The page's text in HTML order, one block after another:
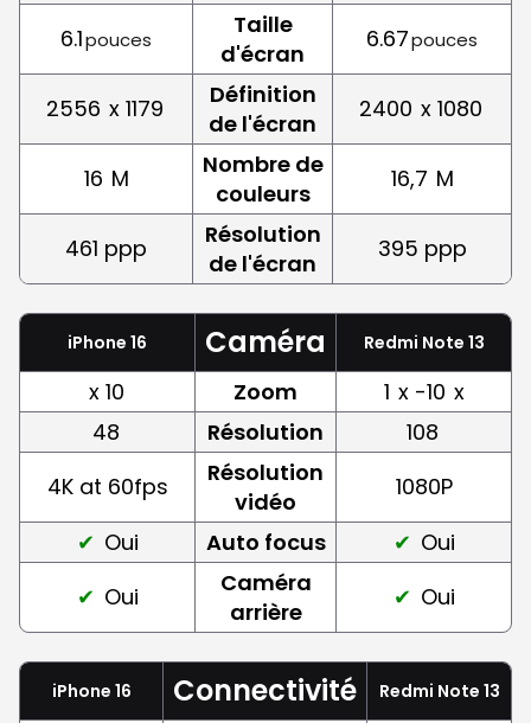
6.1pouces
Taille
d'écran
6.67pouces
2556 x 1179
Définition
de l'écran
2400 x 1080
16 M
Nombre de
couleurs
16,7 M
461 ppp
Résolution
de l'écran
395 ppp
iPhone 16 Caméra Redmi Note 13
x 10 Zoom 1 x -10 x
48
Résolution
108
4K at 60fps
Résolution
vidéo
1080P
Oui
Auto focus
Oui
Oui
Caméra
arrière
Oui
iPhone 16 Connectivité Redmi Note 13